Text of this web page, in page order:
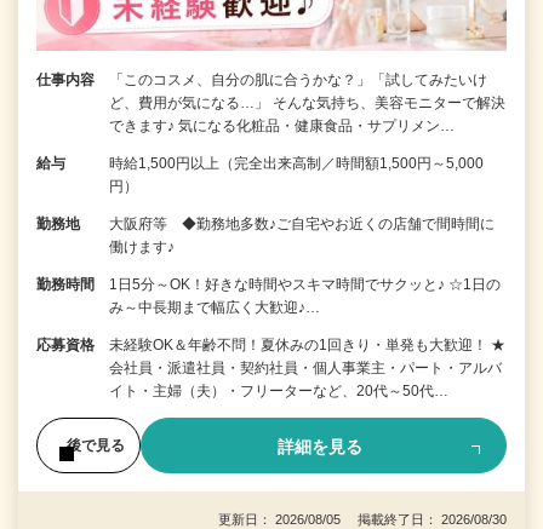
仕事内容
「このコスメ、自分の肌に合うかな？」「試してみたいけ
ど、費用が気になる…」 そんな気持ち、美容モニターで解決
できます♪ 気になる化粧品・健康食品・サプリメン…
給与
時給1,500円以上（完全出来高制／時間額1,500円～5,000
円）
勤務地
大阪府等 ◆勤務地多数♪ご自宅やお近くの店舗で間時間に
働けます♪
勤務時間
1日5分～OK！好きな時間やスキマ時間でサクッと♪ ☆1日の
み～中長期まで幅広く大歓迎♪…
応募資格
未経験OK＆年齢不問！夏休みの1回きり・単発も大歓迎！ ★
会社員・派遣社員・契約社員・個人事業主・パート・アルバ
イト・主婦（夫）・フリーターなど、20代～50代…
後で見る 詳細を見る
更新日： 2026/08/05 掲載終了日： 2026/08/30